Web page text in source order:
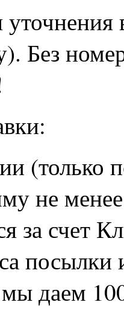
Без
(только
не
за счет
даем